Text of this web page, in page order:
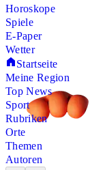
Horoskope
Spiele
E-Paper
Wetter
Startseite
Meine Region
Top News
Sport
Rubriken
Orte
Themen
Autoren